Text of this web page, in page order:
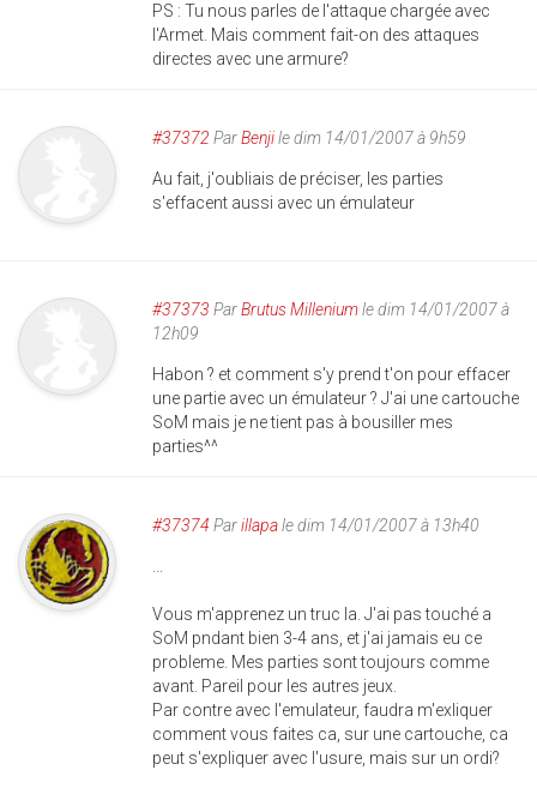
PS : Tu nous parles de l'attaque chargée avec
l'Armet. Mais comment fait-on des attaques
directes avec une armure?
#37372 ParBenjile dim 14/01/2007 à 9h59
Au fait, j'oubliais de préciser, les parties
s'effacent aussi avec un émulateur
#37373 ParBrutus Milleniumle dim 14/01/2007 à
12h09
Habon ? et comment s'y prend t'on pour effacer
une partie avec un émulateur ? J'ai une cartouche
SoM mais je ne tient pas à bousiller mes
parties^^
#37374 Parillapale dim 14/01/2007 à 13h40
Vous m'apprenez un truc la. J'ai pas touché a
SoM pndant bien 3-4 ans, et j'ai jamais eu ce
probleme. Mes parties sont toujours comme
avant. Pareil pour les autres jeux.
Par contre avec l'emulateur, faudra m'exliquer
comment vous faites ca, sur une cartouche, ca
peut s'expliquer avec l'usure, mais sur un ordi?